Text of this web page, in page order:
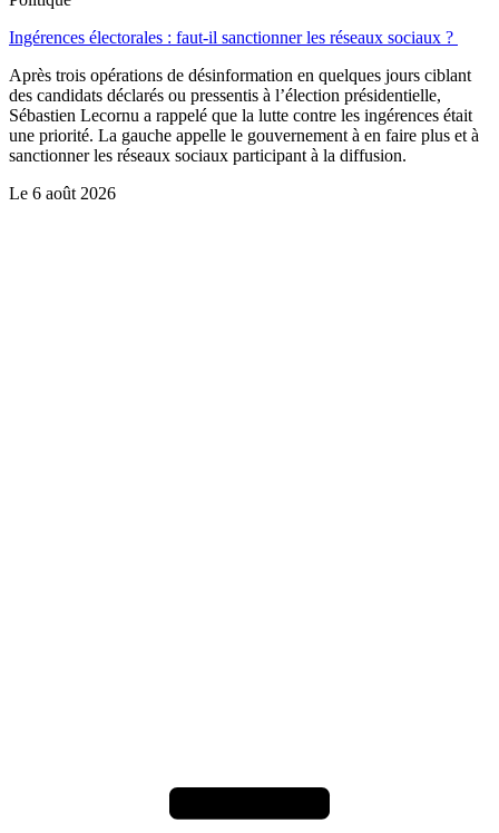
Ingérences électorales : faut-il sanctionner les réseaux sociaux ?
Après trois opérations de désinformation en quelques jours ciblant
des candidats déclarés ou pressentis à l’élection présidentielle,
Sébastien Lecornu a rappelé que la lutte contre les ingérences était
une priorité. La gauche appelle le gouvernement à en faire plus et à
sanctionner les réseaux sociaux participant à la diffusion.
Le 6 août 2026